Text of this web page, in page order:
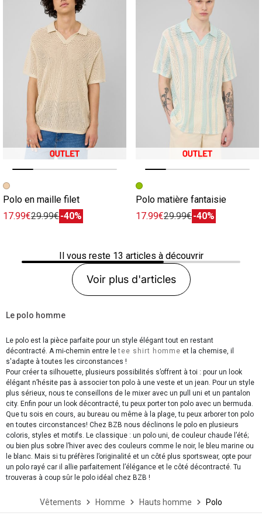
Image précédente
Image suivante
Polo en maille filet
17.99€29.99€-40%
Image précédente
Image suivante
Polo matière fantaisie
17.99€29.99€-40%
Il vous reste 13 articles à découvrir
Voir plus d'articles
Le polo homme
Le polo est la pièce parfaite pour un style élégant tout en restant
décontracté. A mi-chemin entre letee shirt homme et la chemise, il
s'adapte à toutes les circonstances !
Pour créer ta silhouette, plusieurs possibilités s’offrent à toi : pour un look
élégant n’hésite pas à associer ton polo à une veste et un jean. Pour un style
plus sérieux, nous te conseillons de le mixer avec un pull uni et un pantalon
city. Enfin pour un look décontracté, tu peux porter ton polo avec un bermuda.
Que tu sois en cours, au bureau ou même à la plage, tu peux arborer ton polo
en toutes circonstances! Chez BZB nous déclinons le polo en plusieurs
coloris, styles et motifs. Le classique : un polo uni, de couleur chaude l’été;
ou bien plus sobre l’hiver avec des couleurs comme le noir, le bleu marine ou
le blanc. Mais si tu préfères l’originalité et un côté plus sportswear, opte pour
un polo rayé car il allie parfaitement l’élégance et le côté décontracté. Tu
trouveras à coup sûr le polo idéal chez BZB !
Vêtements Homme Hauts homme Polo